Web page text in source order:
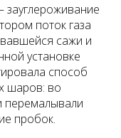
поток газа
сажи и
установке
способ
шаров: во
перемалывали
пробок.